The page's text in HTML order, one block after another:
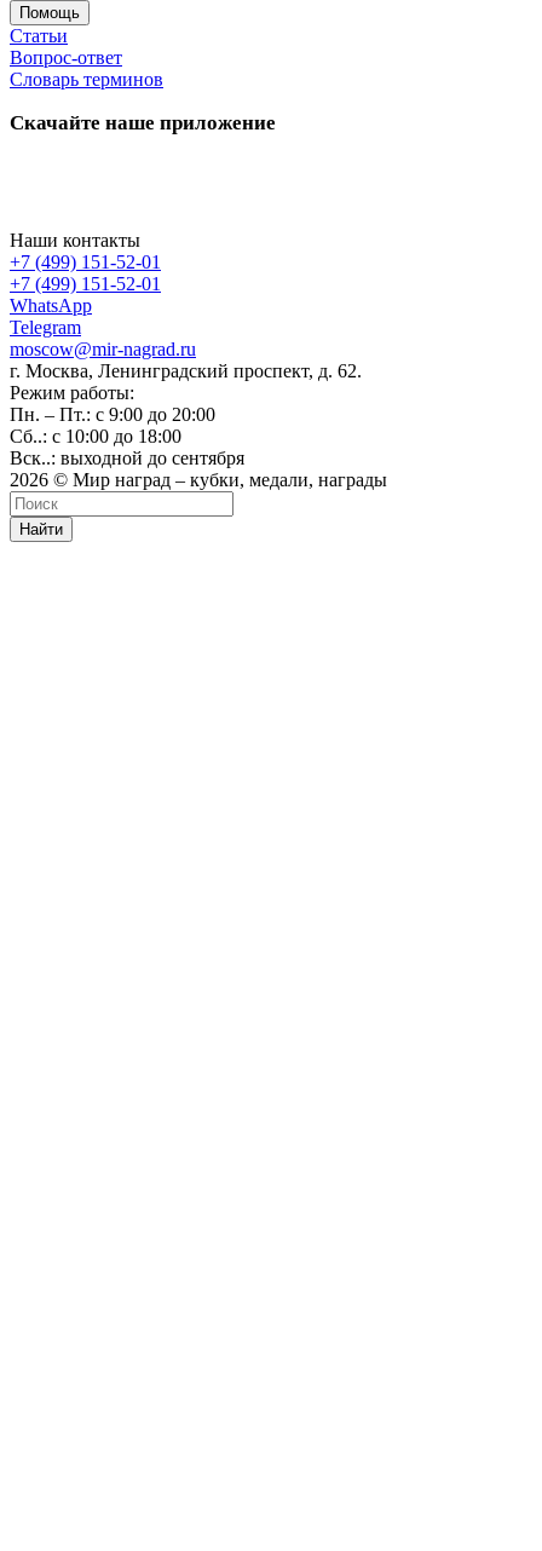
Помощь
Статьи
Вопрос-ответ
Словарь терминов
Скачайте наше приложение
Наши контакты
+7 (499) 151-52-01
+7 (499) 151-52-01
WhatsApp
Telegram
moscow@mir-nagrad.ru
г. Москва, Ленинградский проспект, д. 62.
Режим работы:
Пн. – Пт.: с 9:00 до 20:00
Сб..: с 10:00 до 18:00
Вск..: выходной до сентября
2026 © Мир наград – кубки, медали, награды
Найти